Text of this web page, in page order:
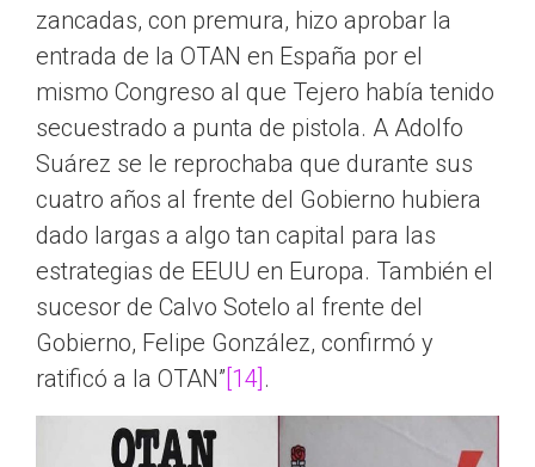
zancadas, con premura, hizo aprobar la
entrada de la OTAN en España por el
mismo Congreso al que Tejero había tenido
secuestrado a punta de pistola. A Adolfo
Suárez se le reprochaba que durante sus
cuatro años al frente del Gobierno hubiera
dado largas a algo tan capital para las
estrategias de EEUU en Europa. También el
sucesor de Calvo Sotelo al frente del
Gobierno, Felipe González, confirmó y
ratificó a la OTAN”[14] .